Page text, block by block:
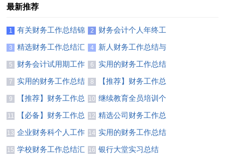
最新推荐
1
有关财务工作总结锦
集十篇
2
财务会计个人年终工
作总结
3
精选财务工作总结汇
编五篇
4
新人财务工作总结与
计划
5
财务会计试用期工作
总结
6
实用的财务工作总结
模板集合九篇
7
实用的财务工作总结
模板汇编7篇
8
【推荐】财务工作总
结汇编8篇
9
【推荐】财务工作总
结模板锦集8篇
10 继续教育全员培训个
人达标总结
11
【必备】财务工作总
结范文合集6篇
12 精选公司财务工作总
结4篇
13 企业财务科个人工作
总结
14 实用的财务工作总结
汇编7篇
15 学校财务工作总结汇
16 银行大堂实习总结